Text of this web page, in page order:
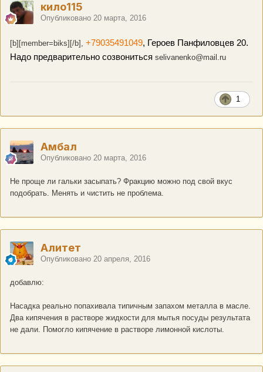
кило115
Опубликовано 20 марта, 2016
[b][member=biks][/b], +79035491049, Героев Панфиловцев 20.
Надо предварительно созвониться selivanenko@mail.ru
1
Амбал
Опубликовано 20 марта, 2016
Не проще ли гальки засыпать? Фракцию можно под свой вкус
подобрать. Менять и чистить не проблема.
Алитет
Опубликовано 20 апреля, 2016
добавлю:
Насадка реально попахивала типичным запахом металла в масле.
Два кипячения в растворе жидкости для мытья посуды результата
не дали. Помогло кипячение в растворе лимонной кислоты.